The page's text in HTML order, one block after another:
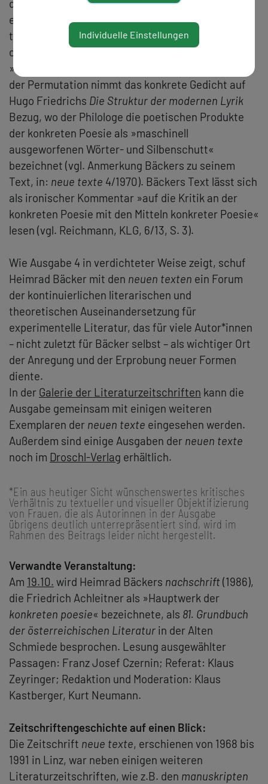
die
neuen texteansieht (vgl. Eder 1999, S. 115): das
enge Zusammenwirken von literarischem Text und
theoretischer Überlegung. Ein Beispiel außerhalb
des Schwerpunkts ist etwa Heimrad Bäckers
»hermetische ode auf hugo friedrich«. Mit Mitteln
der Permutation nimmt das konkrete Gedicht auf
Hugo Friedrichs Die Struktur der modernen Lyrik
Bezug, wo der Philologe die poetischen Produkte
der konkreten Poesie als »maschinell
ausgeworfenen Wörter- und Silbenschutt«
bezeichnet (vgl. Anmerkung Bäckers zu seinem
Text, in: neue texte 4/1970). Bäckers Text lässt sich
als ironischer Kommentar »auf die Kritik an der
konkreten Poesie mit den Mitteln konkreter Poesie«
lesen (vgl. Reichmann, KLG, 6/13, S. 3).
Wie Ausgabe 4 in verdichteter Weise zeigt, schuf
Heimrad Bäcker mit den neuen texten ein Forum
der kontinuierlichen literarischen und
theoretischen Auseinandersetzung für
experimentelle Literatur, das für viele Autor*innen
– nicht zuletzt für Bäcker selbst – als wichtiger Ort
der Anregung und der Erprobung neuer Formen
diente.
In der Galerie der Literaturzeitschriften kann die
Ausgabe gemeinsam mit einigen weiteren
Exemplaren der neuen texte eingesehen werden.
Außerdem sind einige Ausgaben der neuen texte
noch im Droschl-Verlag erhältlich.
*Ein aus heutiger Sicht wünschenswertes kritisches
Verhältnis zu textueller und visueller Objektifizierung
von Frauen, die als Autorinnen in der Ausgabe
übrigens deutlich unterrepräsentiert sind, wird im
Rahmen des Beitrags leider nicht hergestellt.
Verwandte Veranstaltung:
Am 19.10. wird Heimrad Bäckers nachschrift(1986),
die Friedrich Achleitner als »Hauptwerk der
konkreten poesie« bezeichnete, als 81. Grundbuch
der österreichischen Literatur in der Alten
Schmiede besprochen. Lesung ausgewählter
Passagen: Franz Josef Czernin; Referat: Klaus
Zeyringer; Redaktion und Moderation: Klaus
Kastberger, Kurt Neumann.
Zeitschriftengeschichte auf einen Blick:
Die Zeitschrift neue texte, erschienen von 1968 bis
1991 in Linz, war neben einigen weiteren
Literaturzeitschriften, wie z.B. den manuskripten
Individuelle Einstellungen